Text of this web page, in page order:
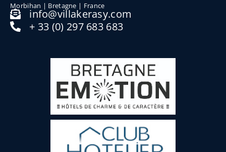
Morbihan | Bretagne | France
info@villakerasy.com
+ 33 (0) 297 683 683